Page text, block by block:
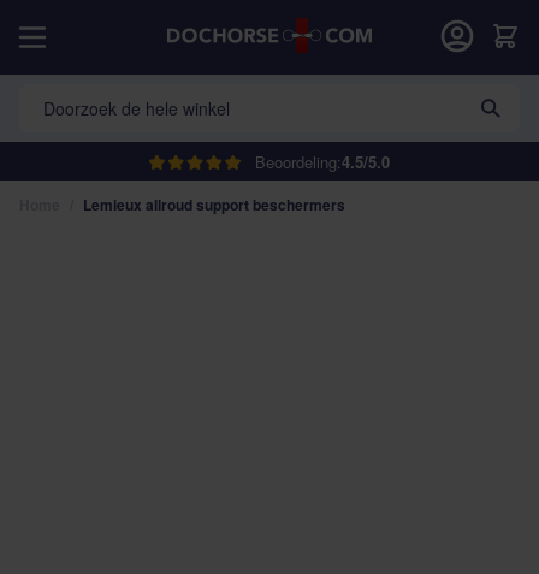
Beoordeling:4.5/5.0
Doorzoek de hele winkel
Cart
Lemieux allroud support beschermers